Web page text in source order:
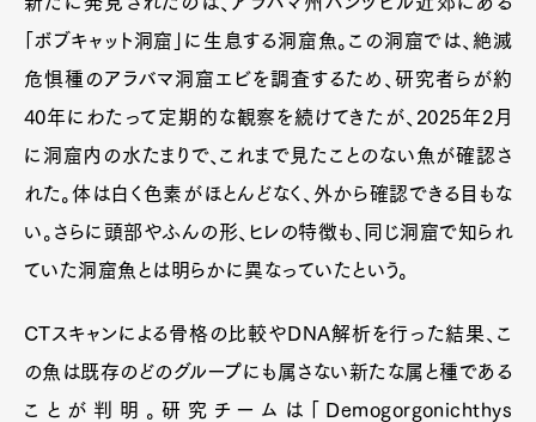
「ボブキャット洞窟」に生息する洞窟魚。この洞窟では、絶滅
危惧種のアラバマ洞窟エビを調査するため、研究者らが約
40年にわたって定期的な観察を続けてきたが、2025年2月
に洞窟内の水たまりで、これまで見たことのない魚が確認さ
れた。体は白く色素がほとんどなく、外から確認できる目もな
い。さらに頭部やふんの形、ヒレの特徴も、同じ洞窟で知られ
ていた洞窟魚とは明らかに異なっていたという。
CTスキャンによる骨格の比較やDNA解析を行った結果、こ
の魚は既存のどのグループにも属さない新たな属と種である
ことが判明。研究チームは「Demogorgonichthys